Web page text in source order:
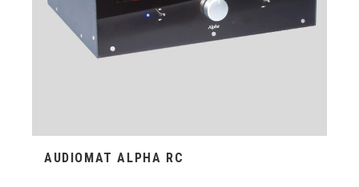
AUDIOMAT ALPHA RC